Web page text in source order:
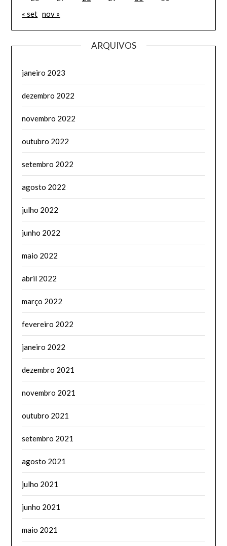
« set nov »
ARQUIVOS
janeiro 2023
dezembro 2022
novembro 2022
outubro 2022
setembro 2022
agosto 2022
julho 2022
junho 2022
maio 2022
abril 2022
março 2022
fevereiro 2022
janeiro 2022
dezembro 2021
novembro 2021
outubro 2021
setembro 2021
agosto 2021
julho 2021
junho 2021
maio 2021